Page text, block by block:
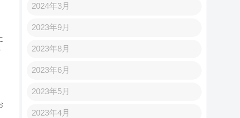
2024年3月
2023年9月
2023年8月
2023年6月
2023年5月
2023年4月